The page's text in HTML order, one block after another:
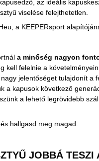
az ideális
viselése felejthetetlen.
a KEEPERsport
a minőség nagyon
kell felelnie a
nagy jelentőséget tulajdonít a
a kapusok következő
a lehető legrövidebb
hallgasd meg magad:
JOBBÁ TESZI